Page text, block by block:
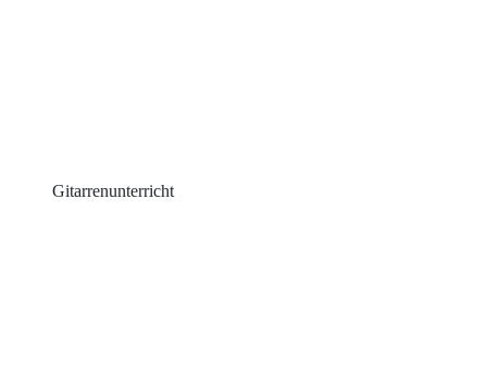
Gitarrenunterricht